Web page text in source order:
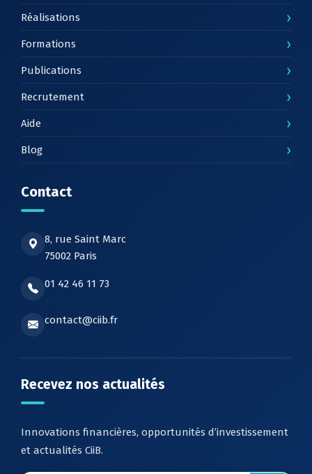
Réalisations ›
Formations ›
Publications ›
Recrutement ›
Aide ›
Blog ›
Contact
8, rue Saint Marc
75002 Paris
01 42 46 11 73
contact@ciib.fr
Recevez nos actualités
Innovations financières, opportunités d’investissement
et actualités CiiB.